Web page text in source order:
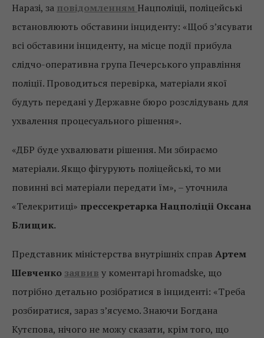
Наразі, за повідомленням Нацполіціі, поліцейські
встановлюють обставини інциденту: «Щоб з’ясувати
всі обставини інциденту, на місце події прибула
слідчо-оперативна група Печерського управління
поліції. Проводиться перевірка, матеріали якої
будуть передані у Державне бюро розслідувань для
ухвалення процесуального рішення».
«ДБР буде ухвалювати рішення. Ми збираємо
матеріали. Якщо фігурують поліцейські, то ми
повинні всі матеріали передати їм», – уточнила
«Телекритиці» прессекретарка Нацполіціі Оксана
Блищик.
Представник міністерства внутрішніх справ Артем
Шевченко заявив у коментарі hromadske, що
потрібно детально розібратися в інциденті: «Треба
розбиратися, зараз з’ясуємо. Знаючи Богдана
Кутєпова, нічого не можу сказати, крім того, що